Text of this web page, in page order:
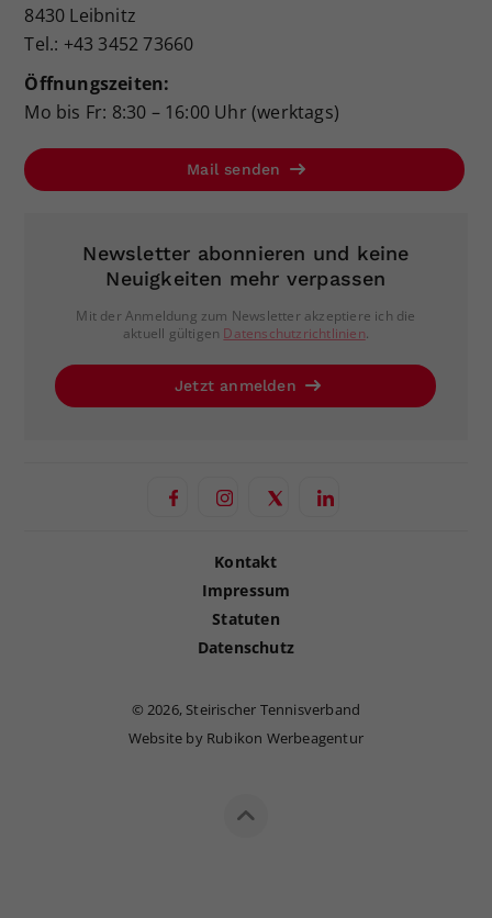
8430 Leibnitz
Tel.: +43 3452 73660
Öffnungszeiten:
Mo bis Fr: 8:30 – 16:00 Uhr (werktags)
Mail senden
Newsletter abonnieren und keine
Neuigkeiten mehr verpassen
Mit der Anmeldung zum Newsletter akzeptiere ich die
aktuell gültigen Datenschutzrichtlinien.
Jetzt anmelden
Kontakt
Impressum
Statuten
Datenschutz
©2026, Steirischer Tennisverband
Website by Rubikon Werbeagentur